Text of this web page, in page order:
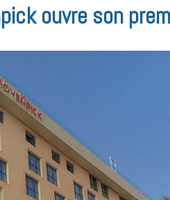
ouvre son